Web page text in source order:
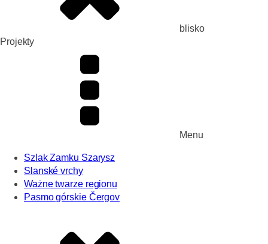
blisko
Projekty
Menu
Szlak Zamku Szarysz
Slanské vrchy
Ważne twarze regionu
Pasmo górskie Čergov